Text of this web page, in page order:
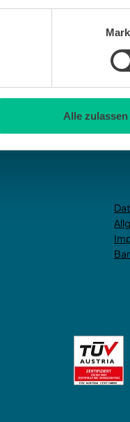
Alle zulassen